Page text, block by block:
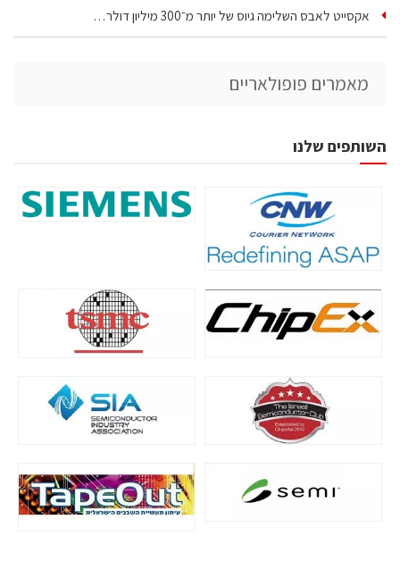
אקסייט לאבס השלימה גיוס של יותר מ־300 מיליון דולר…
מאמרים פופולאריים
השותפים שלנו